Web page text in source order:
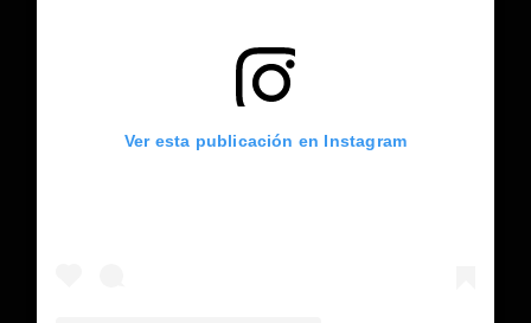
Ver esta publicación en Instagram